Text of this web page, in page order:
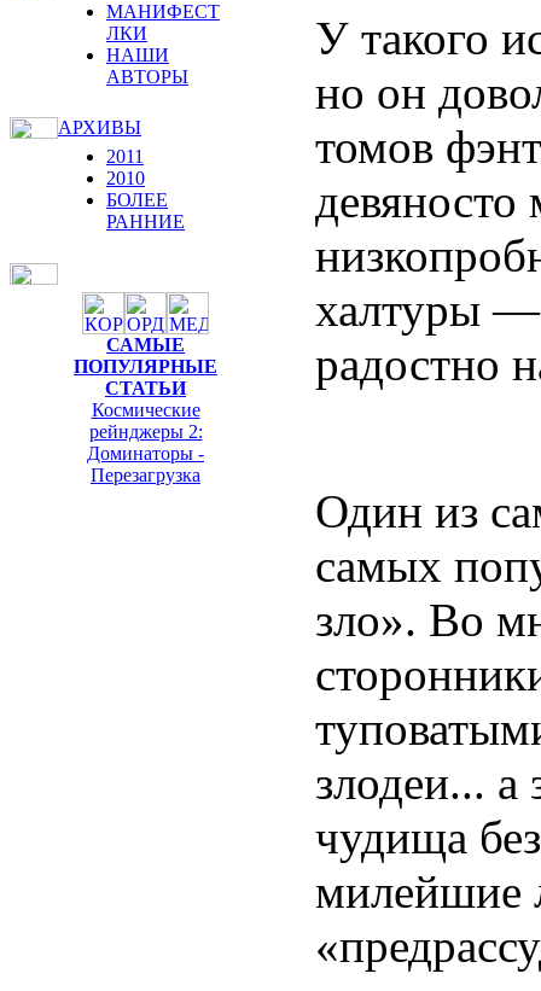
МАНИФЕСТ
ЛКИ
НАШИ
АВТОРЫ
АРХИВЫ
2011
2010
БОЛЕЕ
РАННИЕ
САМЫЕ
ПОПУЛЯРНЫЕ
СТАТЬИ
Космические
рейнджеры 2:
Доминаторы -
Перезагрузка
У такого
но он
томов
девяносто
халтуры
радостно
Один из
самых
зло». Во
злодеи...
чудища
милейшие